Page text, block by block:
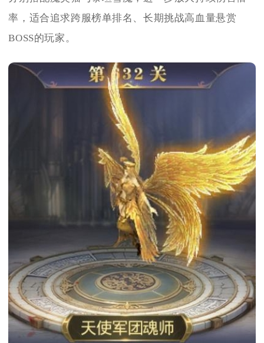
率，适合追求跨服榜单排名、长期挑战高血量悬赏
BOSS的玩家。